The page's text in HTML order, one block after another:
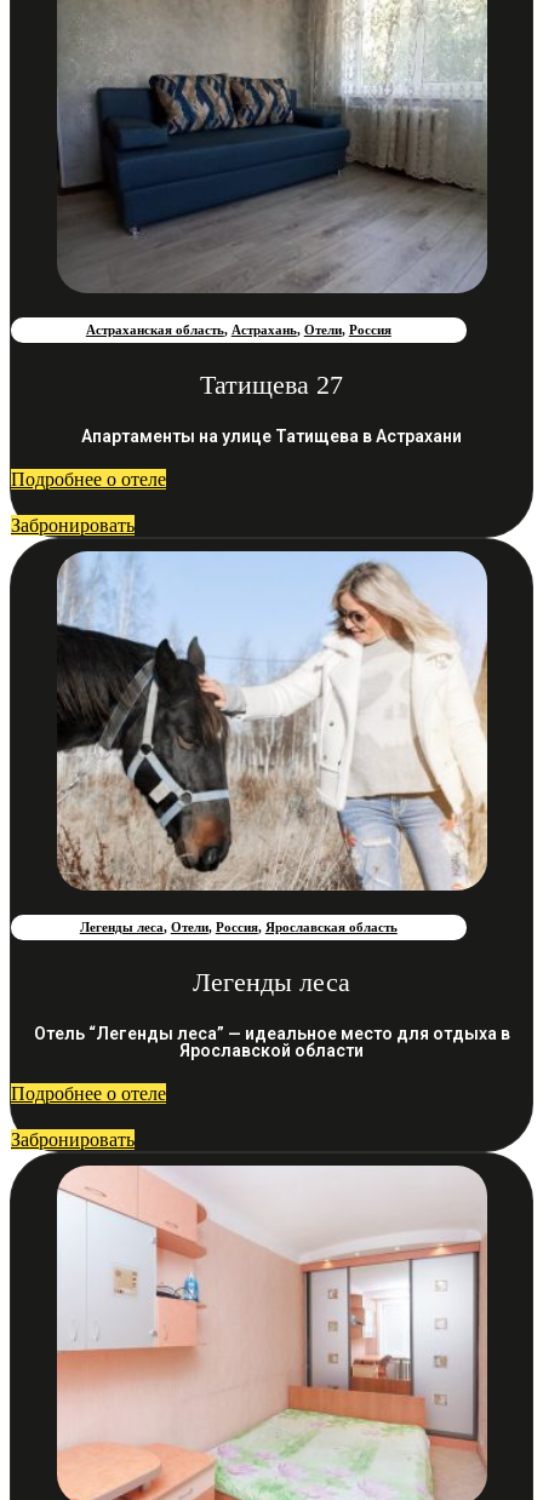
Астраханская область, Астрахань, Отели, Россия
Татищева 27
Апартаменты на улице Татищева в Астрахани
Подробнее о отеле
Забронировать
Легенды леса, Отели, Россия, Ярославская область
Легенды леса
Отель “Легенды леса” — идеальное место для отдыха в
Ярославской области
Подробнее о отеле
Забронировать